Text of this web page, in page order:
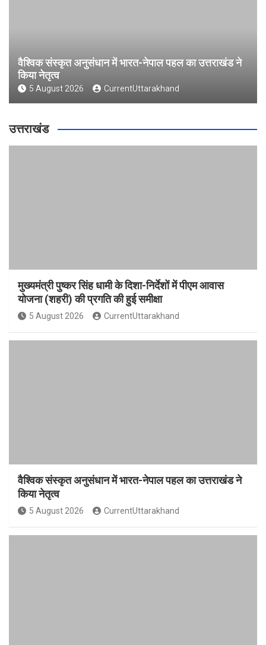
वैश्विक संस्कृत अनुसंधान में भारत-नेपाल पहल का उत्तराखंड ने
किया नेतृत्व
5 August 2026 CurrentUttarakhand
उत्तराखंड
मुख्यमंत्री पुष्कर सिंह धामी के दिशा-निर्देशों में पीएम आवास
योजना (शहरी) की प्रगति की हुई समीक्षा
5 August 2026 CurrentUttarakhand
वैश्विक संस्कृत अनुसंधान में भारत-नेपाल पहल का उत्तराखंड ने
किया नेतृत्व
5 August 2026 CurrentUttarakhand